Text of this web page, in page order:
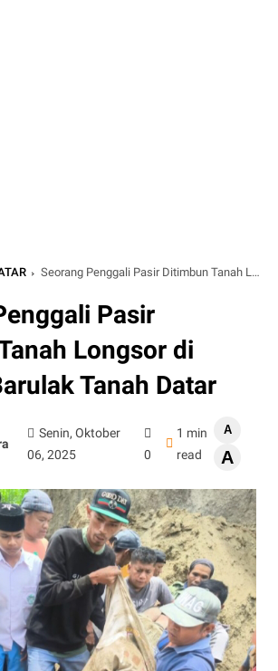
Seorang Penggali Pasir Ditimbun Tanah Longsor di Tanjung Barulak Tanah Datar
Pasir
Longsor di
Tanah Datar
Senin, Oktober
06, 2025
0
1 min
read
A
A